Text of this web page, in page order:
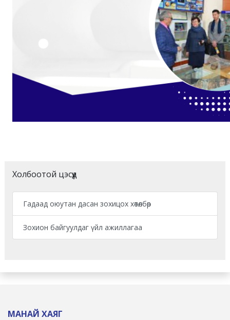
Холбоотой цэсүүд
Гадаад оюутан дасан зохицох хөтөлбөр
Зохион байгуулдаг үйл ажиллагаа
МАНАЙ ХАЯГ